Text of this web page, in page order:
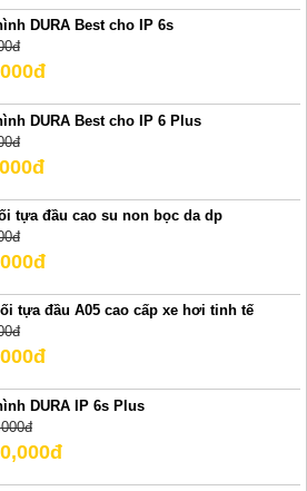
DURA Best cho IP 6s
DURA Best cho IP 6 Plus
tựa đầu cao su non bọc da dp
tựa đầu A05 cao cấp xe hơi tinh tế
DURA IP 6s Plus